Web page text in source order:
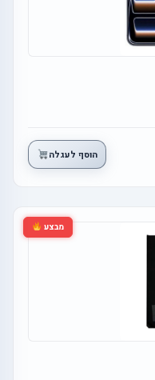
הוסף לעגלה
מבצע